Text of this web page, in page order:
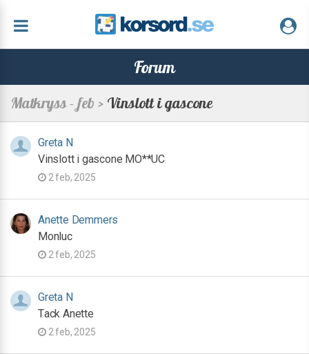
Forum
Matkryss - feb >Vinslott i gascone
Greta N
Vinslott i gascone MO**UC
2 feb, 2025
Anette Demmers
Monluc
2 feb, 2025
Greta N
Tack Anette
2 feb, 2025